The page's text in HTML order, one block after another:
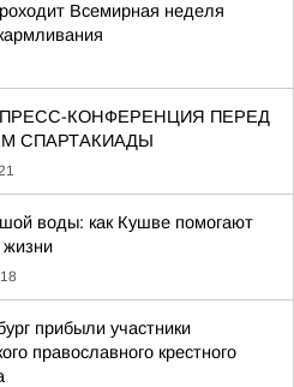
Всемирная неделя
КОНФЕРЕНЦИЯ ПЕРЕД
СПАРТАКИАДЫ
воды: как Кушве помогают
жизни
прибыли участники
православного крестного